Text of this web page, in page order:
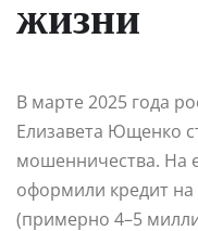
жизни
В марте 2025 года
Елизавета Ющенко
мошенничества. На
оформили кредит
(примерно 4–5